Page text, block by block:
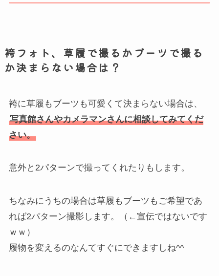
袴フォト、草履で撮るかブーツで撮る
か決まらない場合は？
袴に草履もブーツも可愛くて決まらない場合は、
写真館さんやカメラマンさんに相談してみてくだ
さい。
意外と2パターンで撮ってくれたりもします。
ちなみにうちの場合は草履もブーツもご希望であ
れば2パターン撮影します。（←宣伝ではないです
ｗｗ）
履物を変えるのなんてすぐにできますしね^^